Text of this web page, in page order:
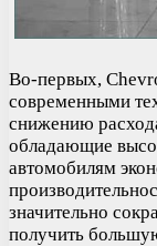
Во-первых,
современными
снижению
обладающие
автомобилям
значительно
получить